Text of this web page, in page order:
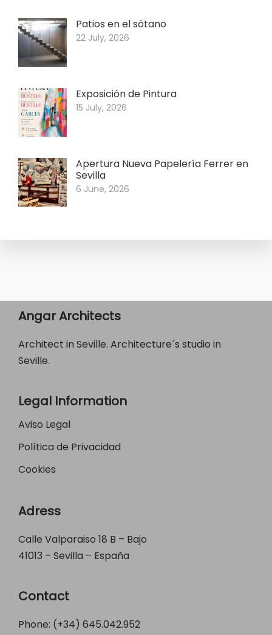
Patios en el sótano
22 July, 2026
Exposición de Pintura
15 July, 2026
Apertura Nueva Papelería Ferrer en
Sevilla
6 June, 2026
Angar Architects
Architect in Seville. Architecture´s studio in
Seville.
Legal Information
Aviso Legal
Política de Privacidad
Cookies
Adress
Calle Valparaiso 18 B – Bajo
41013 – Sevilla – España
Contact
Phone: (+34) 645.042.952